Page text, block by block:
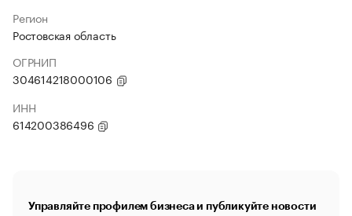
Регион
Ростовская область
ОГРНИП
304614218000106
ИНН
614200386496
Управляйте профилем бизнеса и публикуйте новости